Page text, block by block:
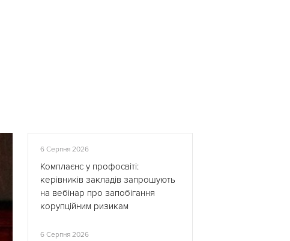
6 Серпня 2026
Комплаєнс у профосвіті:
керівників закладів запрошують
на вебінар про запобігання
корупційним ризикам
6 Серпня 2026